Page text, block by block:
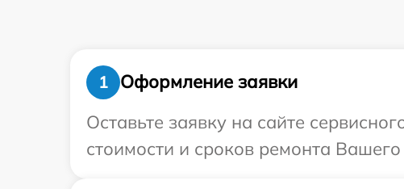
1
Оформление заявки
Оставьте заявку на сайте
стоимости и сроков ремонта Вашего